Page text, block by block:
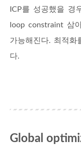
ICP를 성공했을 경
loop constraint 삼
가능해진다. 최적
다.
Global